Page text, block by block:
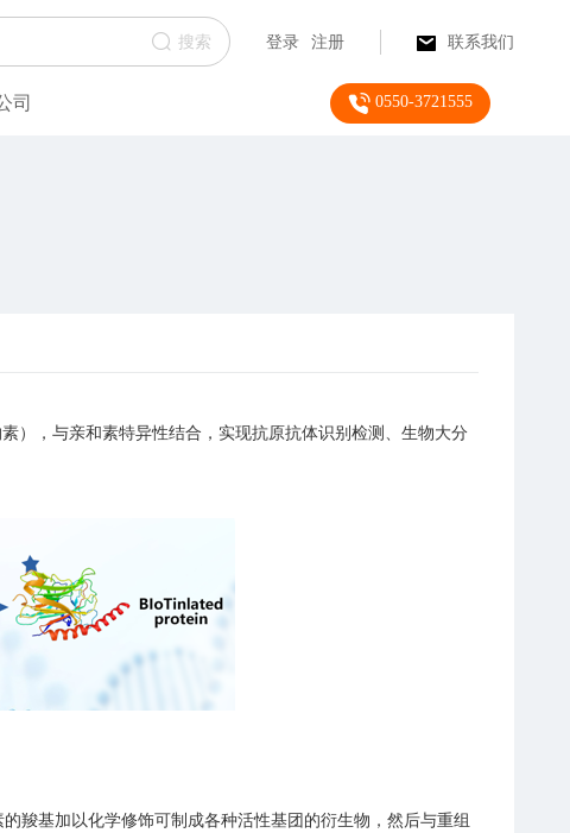
搜索 登录 注册 联系我们
司 0550-3721555
），与亲和素特异性结合，实现抗原抗体识别检测、生物大分
羧基加以化学修饰可制成各种活性基团的衍生物，然后与重组